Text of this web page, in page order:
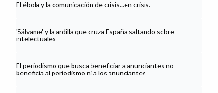
El ébola y la comunicación de crisis...en crisis.
'Sálvame' y la ardilla que cruza España saltando sobre
intelectuales
El periodismo que busca beneficiar a anunciantes no
beneficia al periodismo ni a los anunciantes